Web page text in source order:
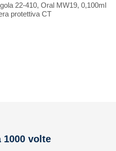
22-410, Oral MW19, 0,100ml
protettiva CT
1000 volte